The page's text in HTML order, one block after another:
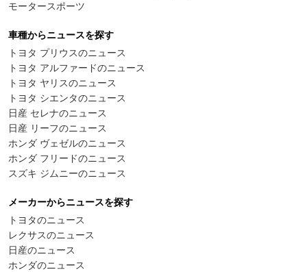
モータースポーツ
車種からニュースを探す
トヨタ プリウスのニュース
トヨタ アルファードのニュース
トヨタ ヤリスのニュース
トヨタ シエンタのニュース
日産 セレナのニュース
日産 リーフのニュース
ホンダ ヴェゼルのニュース
ホンダ フリードのニュース
スズキ ジムニーのニュース
メーカーからニュースを探す
トヨタのニュース
レクサスのニュース
日産のニュース
ホンダのニュース